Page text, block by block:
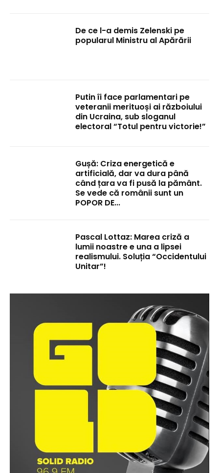
De ce l-a demis Zelenski pe
popularul Ministru al Apărării
Putin îi face parlamentari pe
veteranii merituoși ai războiului
din Ucraina, sub sloganul
electoral “Totul pentru victorie!”
Gușă: Criza energetică e
artificială, dar va dura până
când țara va fi pusă la pământ.
Se vede că românii sunt un
POPOR DE...
Pascal Lottaz: Marea criză a
lumii noastre e una a lipsei
realismului. Soluția “Occidentului
Unitar”!